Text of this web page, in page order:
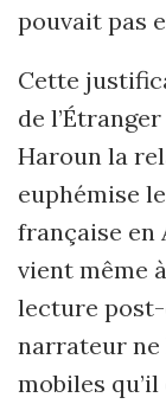
pouvait pas
Cette
de
Haroun la
euphémise
française en
vient même
lecture
narrateur
mobiles